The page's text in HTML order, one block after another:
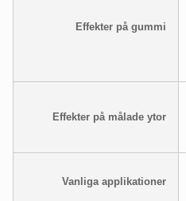
Effekter på gummi
Effekter på målade ytor
Vanliga applikationer